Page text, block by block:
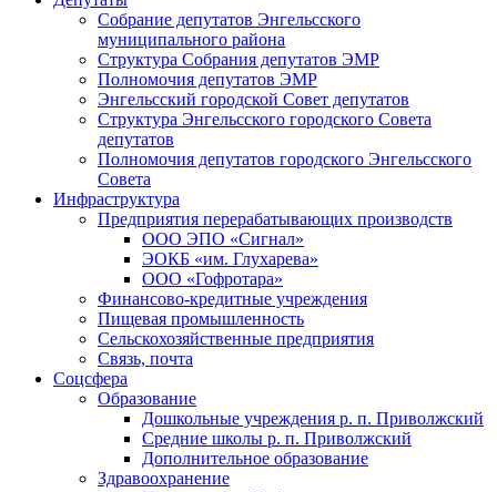
Собрание депутатов Энгельсского
муниципального района
Структура Собрания депутатов ЭМР
Полномочия депутатов ЭМР
Энгельсский городской Совет депутатов
Структура Энгельсского городского Совета
депутатов
Полномочия депутатов городского Энгельсского
Совета
Инфраструктура
Предприятия перерабатывающих производств
ООО ЭПО «Сигнал»
ЭОКБ «им. Глухарева»
ООО «Гофротара»
Финансово-кредитные учреждения
Пищевая промышленность
Сельскохозяйственные предприятия
Связь, почта
Соцсфера
Образование
Дошкольные учреждения р. п. Приволжский
Средние школы р. п. Приволжский
Дополнительное образование
Здравоохранение